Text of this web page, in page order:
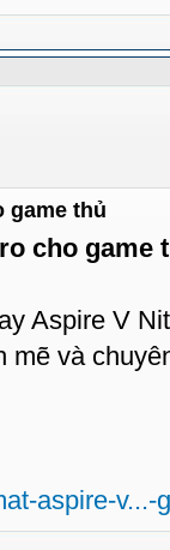
game thủ
cho game
Aspire V
mẽ và
aspire-v...-